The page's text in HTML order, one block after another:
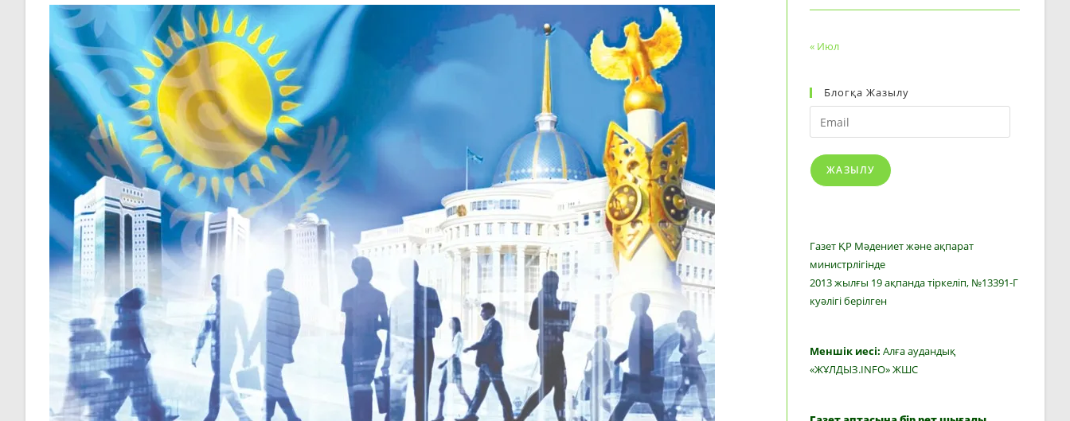
« Июл
Блогқа Жазылу
Email
ЖАЗЫЛУ
Газет ҚР Мәдениет және ақпарат
министрлігінде
2013 жылғы 19 ақпанда тіркеліп, №13391-Г
куәлігі берілген
Меншік иесі: Алға аудандық
«ЖҰЛДЫЗ.INFO» ЖШС